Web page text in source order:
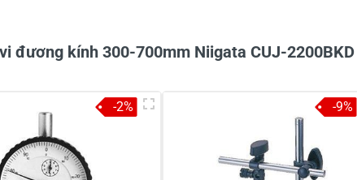
đương kính 300-700mm Niigata CUJ-2200BKD
-2% -9%